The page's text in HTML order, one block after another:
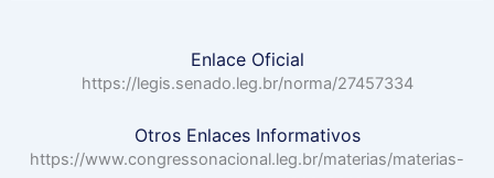
Enlace Oficial
https://legis.senado.leg.br/norma/27457334
Otros Enlaces Informativos
https://www.congressonacional.leg.br/materias/materias-